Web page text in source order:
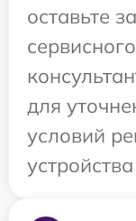
оставьте
для
условий